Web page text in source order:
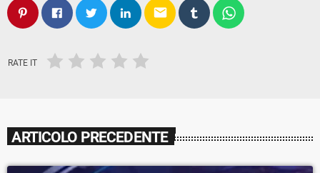
email
RATE IT
ARTICOLO PRECEDENTE